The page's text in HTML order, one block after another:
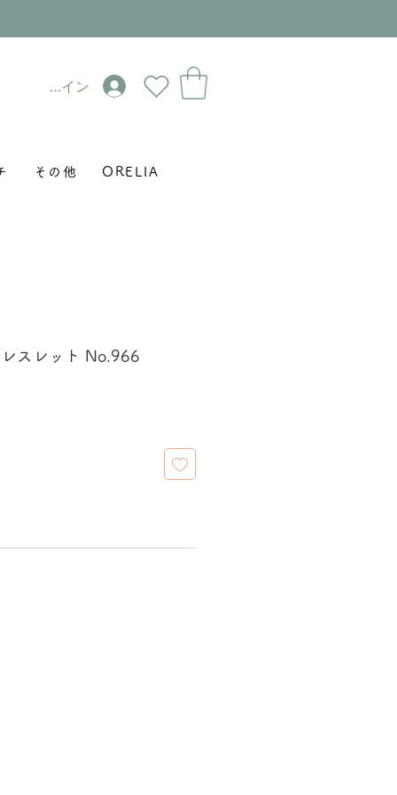
ログイン
その他 ORELIA
スレット No.966